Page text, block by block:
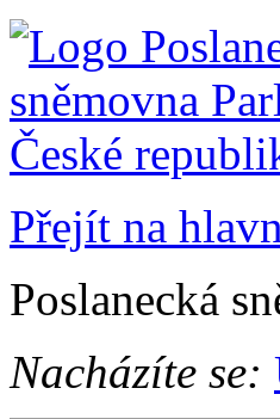
Přejít na
Poslanecká
Nacházíte se: